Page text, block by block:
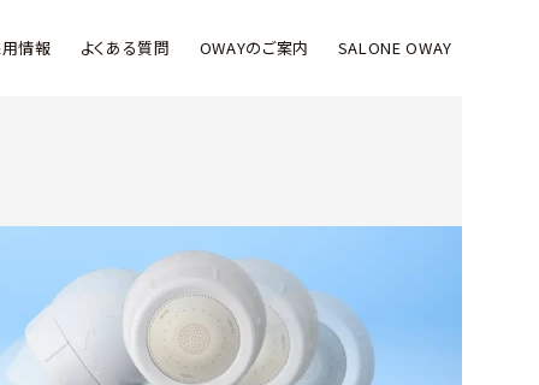
情報 よくある質問 OWAYのご案内 SALONE OWAY